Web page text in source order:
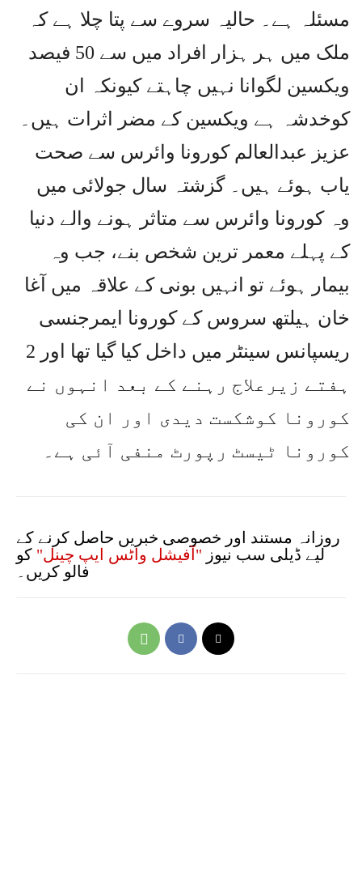
مسئلہ ہے۔ حالیہ سروے سے پتا چلا ہے کہ
ملک میں ہر ہزار افراد میں سے 50 فیصد
ویکسین لگوانا نہیں چاہتے کیونکہ ان
کوخدشہ ہے ویکسین کے مضر اثرات ہیں۔
عزیز عبدالعالم کورونا وائرس سے صحت
یاب ہوئے ہیں۔ گزشتہ سال جولائی میں
وہ کورونا وائرس سے متاثر ہونے والے دنیا
کے پہلے معمر ترین شخص بنے، جب وہ
بیمار ہوئے تو انہیں بونی کے علاقہ میں آغا
خان ہیلتھ سروس کے کورونا ایمرجنسی
ریسپانس سینٹر میں داخل کیا گیا تھا اور 2
ہفتے زیرعلاج رہنے کے بعد انہوں نے
کورونا کوشکست دیدی اور ان کی
کورونا ٹیسٹ رپورٹ منفی آئی ہے۔
روزانہ مستند اور خصوصی خبریں حاصل کرنے کے
لیے ڈیلی سب نیوز "آفیشل واٹس ایپ چینل" کو
فالو کریں۔